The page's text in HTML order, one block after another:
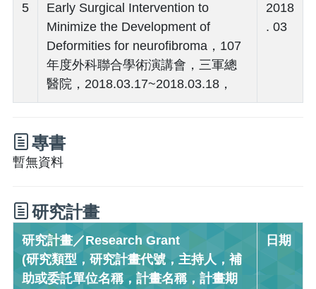
5
Early Surgical Intervention to
Minimize the Development of
Deformities for neurofibroma，107
年度外科聯合學術演講會，三軍總
醫院，2018.03.17~2018.03.18，
2018
. 03
專書
暫無資料
研究計畫
研究計畫／Research Grant
(研究類型，研究計畫代號，主持人，補
助或委託單位名稱，計畫名稱，計畫期
日期